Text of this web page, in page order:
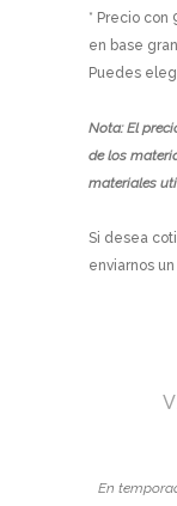
* Precio con
en base
Puedes
Nota: El
de los
materiales
Si desea
enviarnos
En